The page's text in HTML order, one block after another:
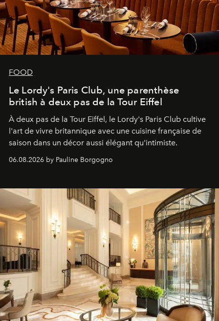
FOOD
Le Lordy's Paris Club, une parenthèse
british à deux pas de la Tour Eiffel
À deux pas de la Tour Eiffel, le Lordy's Paris Club cultive
l'art de vivre britannique avec une cuisine française de
saison dans un décor aussi élégant qu'intimiste.
06.08.2026 by Pauline Borgogno